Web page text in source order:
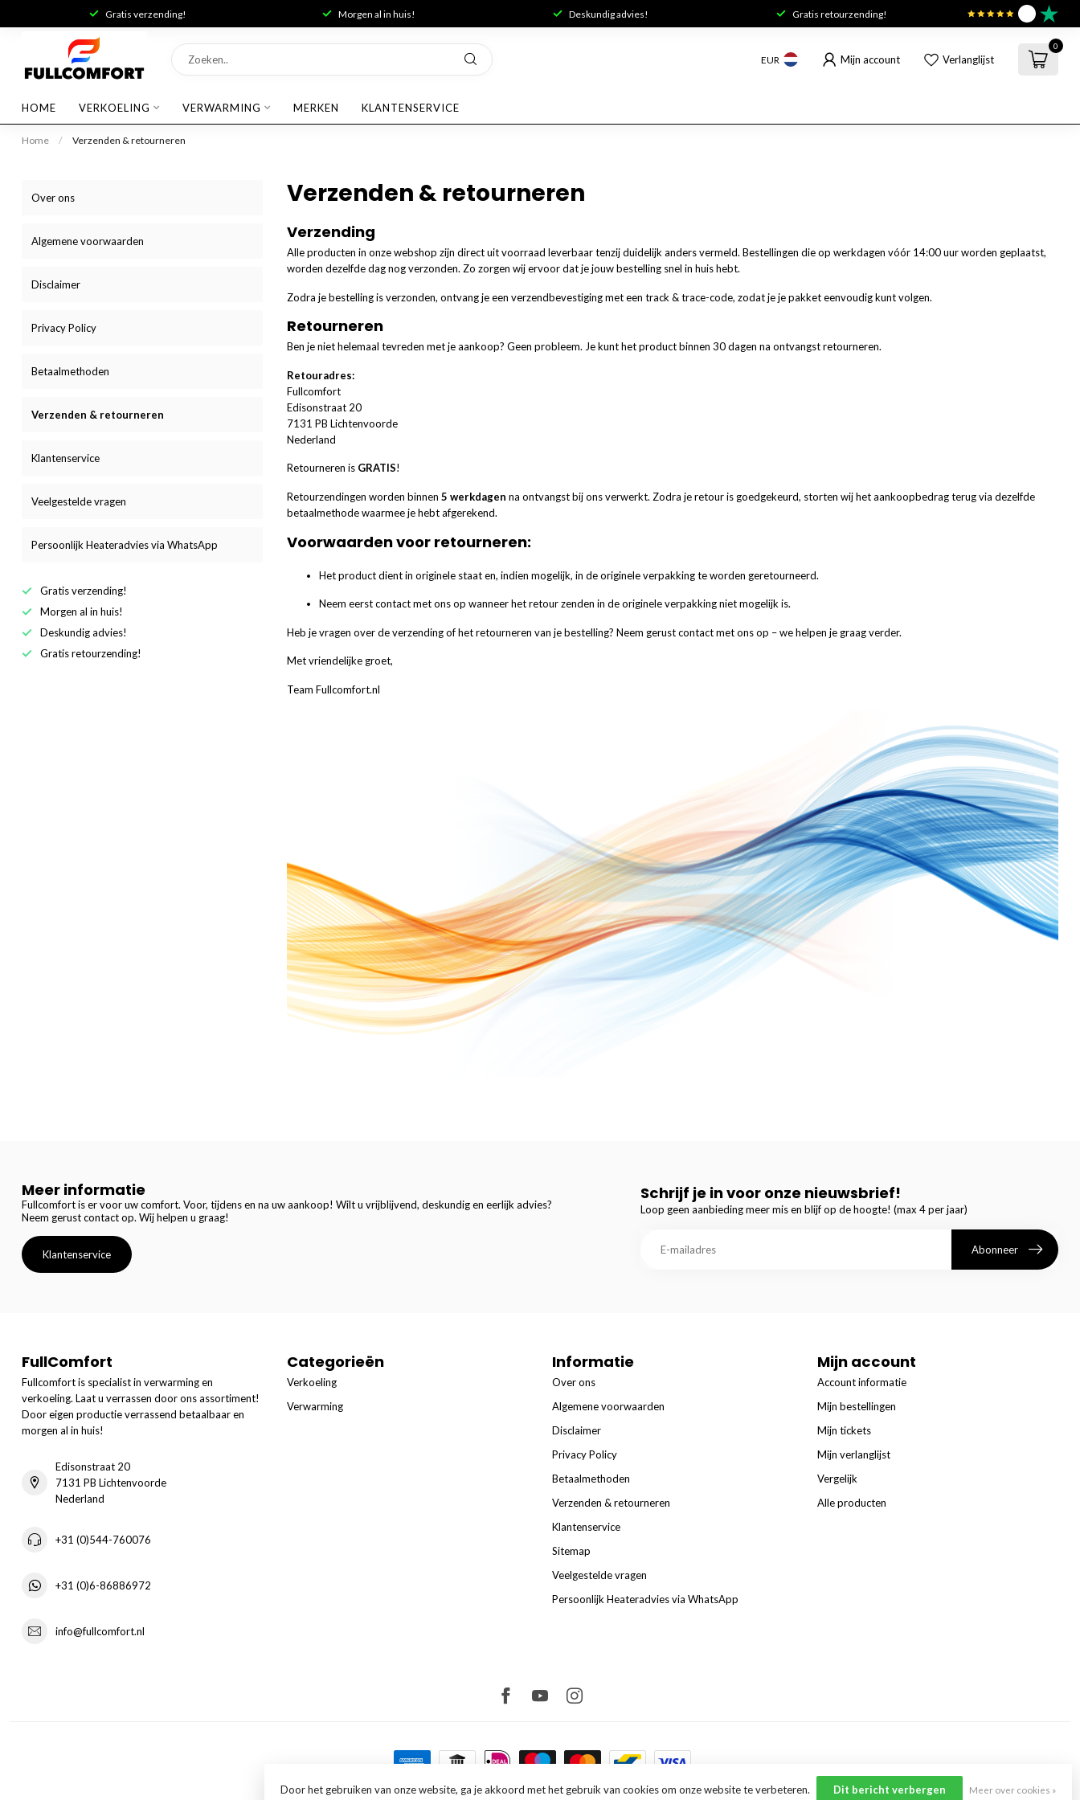
Gratis verzending! Morgen al in huis! Deskundig advies! Gratis retourzending!
EUR Mijn account Verlanglijst
0
HOME VERKOELING VERWARMING MERKEN KLANTENSERVICE
Home / Verzenden & retourneren
Over ons
Algemene voorwaarden
Disclaimer
Privacy Policy
Betaalmethoden
Verzenden & retourneren
Klantenservice
Veelgestelde vragen
Persoonlijk Heateradvies via WhatsApp
Gratis verzending!
Morgen al in huis!
Deskundig advies!
Gratis retourzending!
Verzenden & retourneren
Verzending
Alle producten in onze webshop zijn direct uit voorraad leverbaar tenzij duidelijk anders vermeld. Bestellingen die op werkdagen vóór 14:00 uur worden geplaatst,
worden dezelfde dag nog verzonden. Zo zorgen wij ervoor dat je jouw bestelling snel in huis hebt.
Zodra je bestelling is verzonden, ontvang je een verzendbevestiging met een track & trace-code, zodat je je pakket eenvoudig kunt volgen.
Retourneren
Ben je niet helemaal tevreden met je aankoop? Geen probleem. Je kunt het product binnen 30 dagen na ontvangst retourneren.
Retouradres:
Fullcomfort
Edisonstraat 20
7131 PB Lichtenvoorde
Nederland
Retourneren is GRATIS!
Retourzendingen worden binnen 5 werkdagen na ontvangst bij ons verwerkt. Zodra je retour is goedgekeurd, storten wij het aankoopbedrag terug via dezelfde
betaalmethode waarmee je hebt afgerekend.
Voorwaarden voor retourneren:
Het product dient in originele staat en, indien mogelijk, in de originele verpakking te worden geretourneerd.
Neem eerst contact met ons op wanneer het retour zenden in de originele verpakking niet mogelijk is.
Heb je vragen over de verzending of het retourneren van je bestelling? Neem gerust contact met ons op – we helpen je graag verder.
Met vriendelijke groet,
Team Fullcomfort.nl
Meer informatie
Fullcomfort is er voor uw comfort. Voor, tijdens en na uw aankoop! Wilt u vrijblijvend, deskundig en eerlijk advies?
Neem gerust contact op. Wij helpen u graag!
Klantenservice
Schrijf je in voor onze nieuwsbrief!
Loop geen aanbieding meer mis en blijf op de hoogte! (max 4 per jaar)
Abonneer
FullComfort
Fullcomfort is specialist in verwarming en
verkoeling. Laat u verrassen door ons assortiment!
Door eigen productie verrassend betaalbaar en
morgen al in huis!
Edisonstraat 20
7131 PB Lichtenvoorde
Nederland
+31 (0)544-760076
+31 (0)6-86886972
info@fullcomfort.nl
Categorieën
Verkoeling
Verwarming
Informatie
Over ons
Algemene voorwaarden
Disclaimer
Privacy Policy
Betaalmethoden
Verzenden & retourneren
Klantenservice
Sitemap
Veelgestelde vragen
Persoonlijk Heateradvies via WhatsApp
Mijn account
Account informatie
Mijn bestellingen
Mijn tickets
Mijn verlanglijst
Vergelijk
Alle producten
© Copyright 2026 FullComfort- Powered byLightspeed-Lightspeed designby Dyvelopment
Door het gebruiken van onze website, ga je akkoord met het gebruik van cookies om onze website te verbeteren. Dit bericht verbergen Meer over cookies »